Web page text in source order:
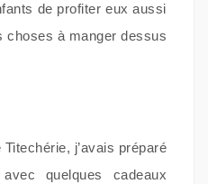
de profiter eux aussi
choses à manger dessus
j’avais préparé
quelques cadeaux